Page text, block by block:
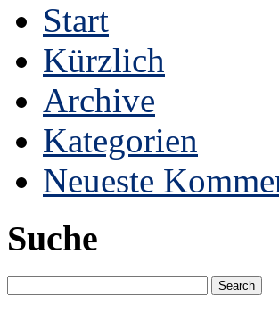
Start
Kürzlich
Archive
Kategorien
Neueste
Suche